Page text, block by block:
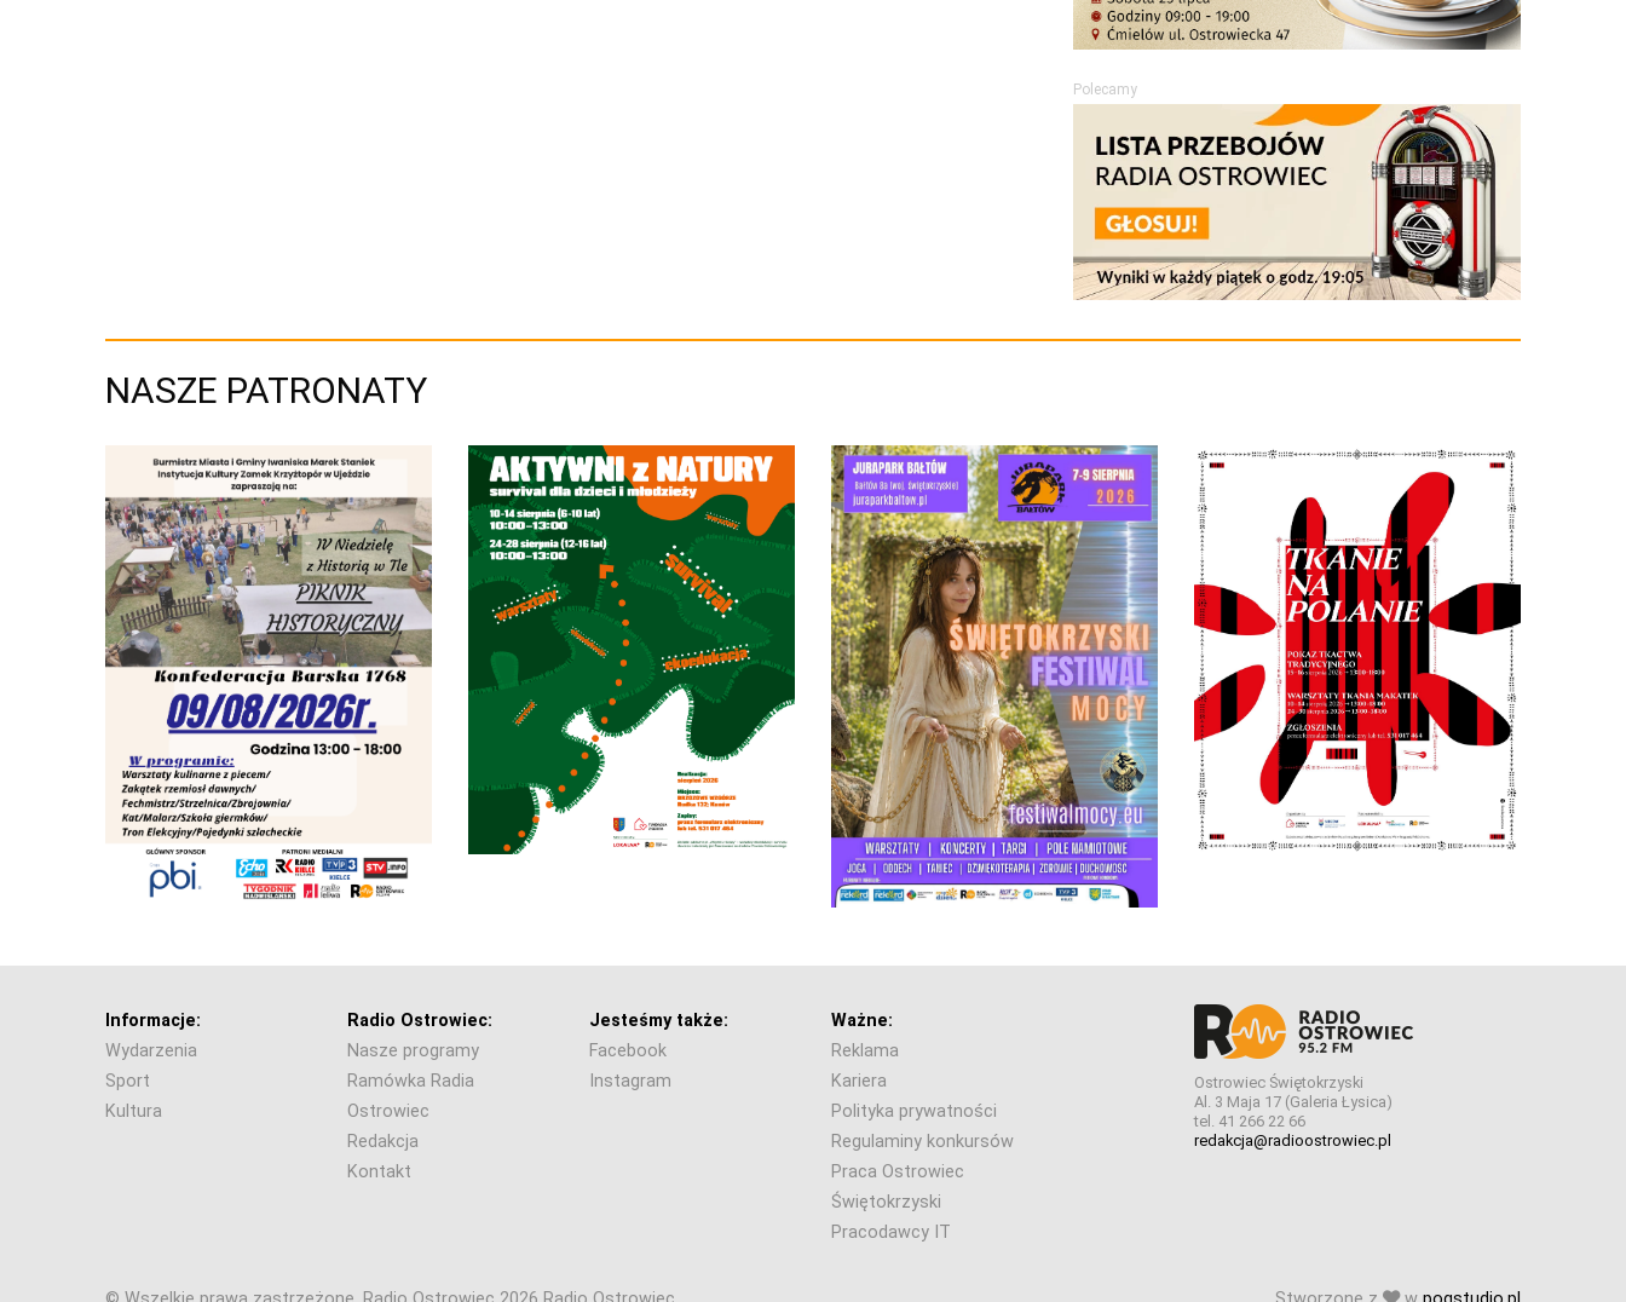
Polecamy
NASZE PATRONATY
Informacje:
Wydarzenia
Sport
Kultura
Radio Ostrowiec:
Nasze programy
Ramówka Radia
Ostrowiec
Redakcja
Kontakt
Jesteśmy także:
Facebook
Instagram
Ważne:
Reklama
Kariera
Polityka prywatności
Regulaminy konkursów
Praca Ostrowiec
Świętokrzyski
Pracodawcy IT
Ostrowiec Świętokrzyski
Al. 3 Maja 17 (Galeria Łysica)
tel. 41 266 22 66
redakcja@radioostrowiec.pl